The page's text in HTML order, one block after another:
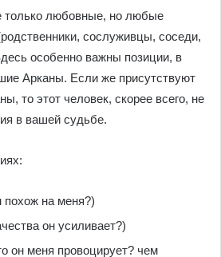
только любовные, но любые
сослуживцы, соседи,
особенно важны позиции, в
Арканы. Если же присутствуют
то этот человек, скорее всего, не
в вашей судьбе.
похож на меня?)
он усиливает?)
он меня провоцирует? чем